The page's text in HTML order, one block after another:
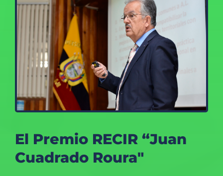
El Premio RECIR “Juan
Cuadrado Roura"